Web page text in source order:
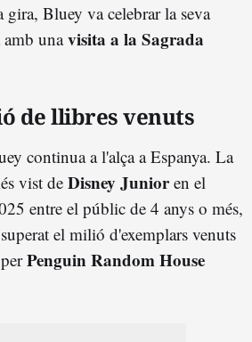
Bluey va celebrar la seva
amb unavisita a la Sagrada
de llibres venuts
continua a l'alça a Espanya. La
vist de Disney Junioren el
entre el públic de 4 anys o més,
el milió d'exemplars venuts
Penguin Random House